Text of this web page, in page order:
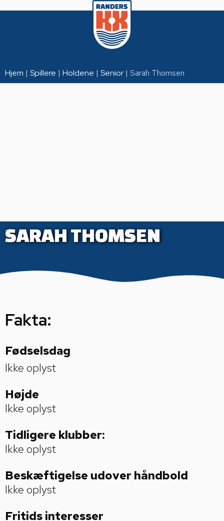
Hjem | Spillere | Holdene | Senior | Sarah Thomsen
SARAH THOMSEN
Fakta:
Fødselsdag
Ikke oplyst
Højde
Ikke oplyst
Tidligere klubber:
Ikke oplyst
Beskæftigelse udover håndbold
Ikke oplyst
Fritids­ interesser